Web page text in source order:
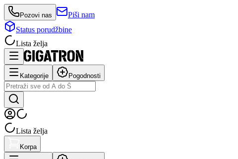
Pozovi nas
Piši nam
Status porudžbine
Lista želja
Kategorije Pogodnosti
Lista želja
Korpa